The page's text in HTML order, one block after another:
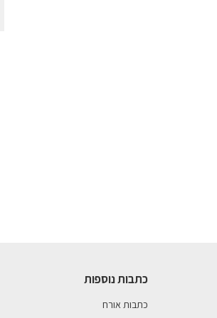
כתבות נוספות
כתבות אורח